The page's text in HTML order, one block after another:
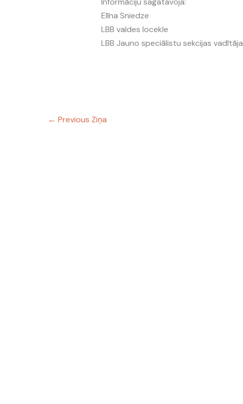
Elīna Sniedze
LBB valdes locekle
LBB Jauno speciālistu sekcijas vadītāja
← Previous Ziņa